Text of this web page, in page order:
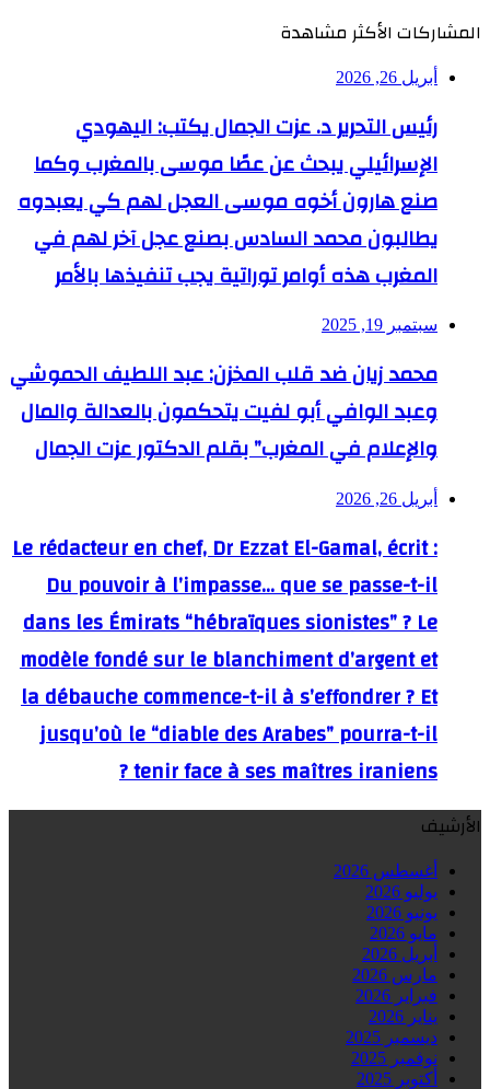
المشاركات الأكثر مشاهدة
أبريل 26, 2026
رئيس التحرير د. عزت الجمال يكتب: اليهودي
الإسرائيلي يبحث عن عصًا موسى بالمغرب وكما
صنع هارون أخوه موسى العجل لهم كي يعبدوه
يطالبون محمد السادس بصنع عجل آخر لهم في
المغرب هذه أوامر توراتية يجب تنفيذها بالأمر
سبتمبر 19, 2025
محمد زيان ضد قلب المخزن: عبد اللطيف الحموشي
وعبد الوافي أبو لفيت يتحكمون بالعدالة والمال
والإعلام في المغرب” بقلم الدكتور عزت الجمال
أبريل 26, 2026
Le rédacteur en chef, Dr Ezzat El-Gamal, écrit :
Du pouvoir à l’impasse… que se passe-t-il
dans les Émirats “hébraïques sionistes” ? Le
modèle fondé sur le blanchiment d’argent et
la débauche commence-t-il à s’effondrer ? Et
jusqu’où le “diable des Arabes” pourra-t-il
tenir face à ses maîtres iraniens ?
الأرشيف
أغسطس 2026
يوليو 2026
يونيو 2026
مايو 2026
أبريل 2026
مارس 2026
فبراير 2026
يناير 2026
ديسمبر 2025
نوفمبر 2025
أكتوبر 2025